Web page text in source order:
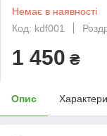
Немає в наявності
Код: kdf001
1 450 ₴
Опис